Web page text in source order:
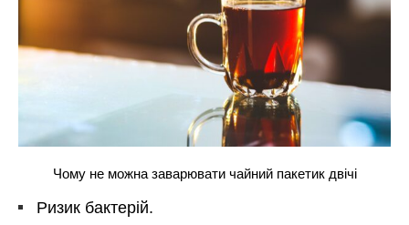
Чому не можна заварювати чайний пакетик двічі
Ризик бактерій.